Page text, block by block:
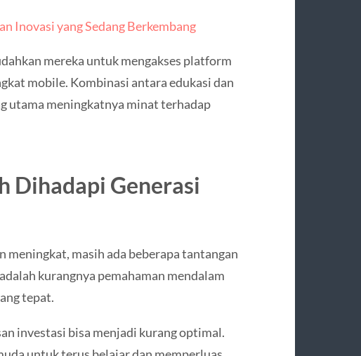
Inovasi yang Sedang Berkembang
mereka untuk mengakses platform
mobile. Kombinasi antara edukasi dan
utama meningkatnya minat terhadap
Dihadapi Generasi
masih ada beberapa tantangan
kurangnya pemahaman mendalam
tepat.
investasi bisa menjadi kurang optimal.